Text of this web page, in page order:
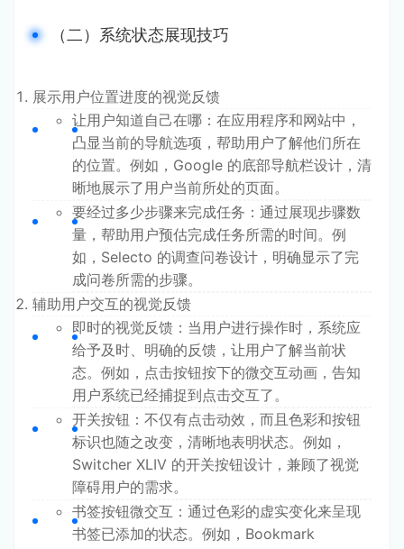
（二）系统状态展现技巧
展示用户位置进度的视觉反馈
让用户知道自己在哪：在应用程序和网站中，
凸显当前的导航选项，帮助用户了解他们所在
的位置。例如，Google 的底部导航栏设计，清
晰地展示了用户当前所处的页面。
要经过多少步骤来完成任务：通过展现步骤数
量，帮助用户预估完成任务所需的时间。例
如，Selecto 的调查问卷设计，明确显示了完
成问卷所需的步骤。
辅助用户交互的视觉反馈
即时的视觉反馈：当用户进行操作时，系统应
给予及时、明确的反馈，让用户了解当前状
态。例如，点击按钮按下的微交互动画，告知
用户系统已经捕捉到点击交互了。
开关按钮：不仅有点击动效，而且色彩和按钮
标识也随之改变，清晰地表明状态。例如，
Switcher XLIV 的开关按钮设计，兼顾了视觉
障碍用户的需求。
书签按钮微交互：通过色彩的虚实变化来呈现
书签已添加的状态。例如，Bookmark